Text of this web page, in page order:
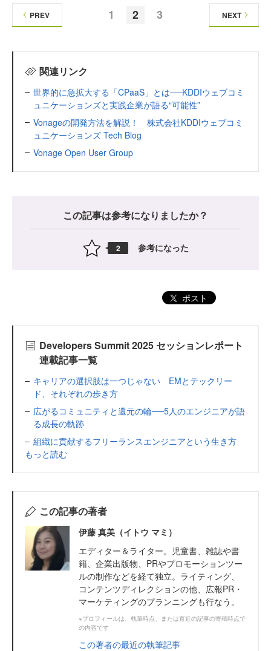
1 2 3
PREV NEXT
関連リンク
世界的に急拡大する「CPaaS」とは──KDDIウェブコミ
ュニケーションズと実践企業が語る“可能性”
Vonageの開発方法を解説！ 株式会社KDDIウェブコミ
ュニケーションズ Tech Blog
Vonage Open User Group
この記事は参考になりましたか？
2 参考になった
ポスト
Developers Summit 2025 セッションレポート
連載記事一覧
キャリアの選択肢は一つじゃない EMとテックリー
ド、それぞれの歩き方
広がるコミュニティと還元の輪──5人のエンジニアが語
る成長の軌跡
組織に貢献するフリーランスエンジニアという生き方
もっと読む
この記事の著者
伊藤 真美（イトウ マミ）
エディター＆ライター。児童書、雑誌や書
籍、企業出版物、PRやプロモーションツー
ルの制作などを経て独立。ライティング、
コンテンツディレクションの他、広報PR・
マーケティングのプランニングも行なう。
※プロフィールは、執筆時点、または直近の記事の寄稿時点で
の内容です
この著者の最近の執筆記事